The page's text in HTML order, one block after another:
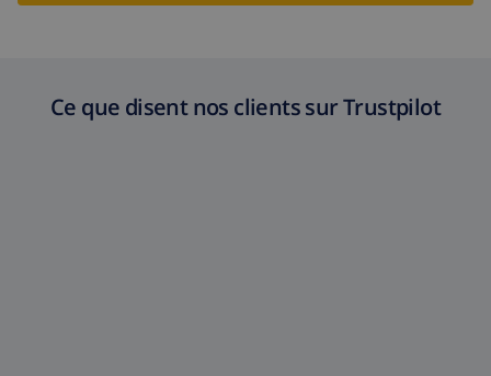
Ce que disent nos clients sur Trustpilot